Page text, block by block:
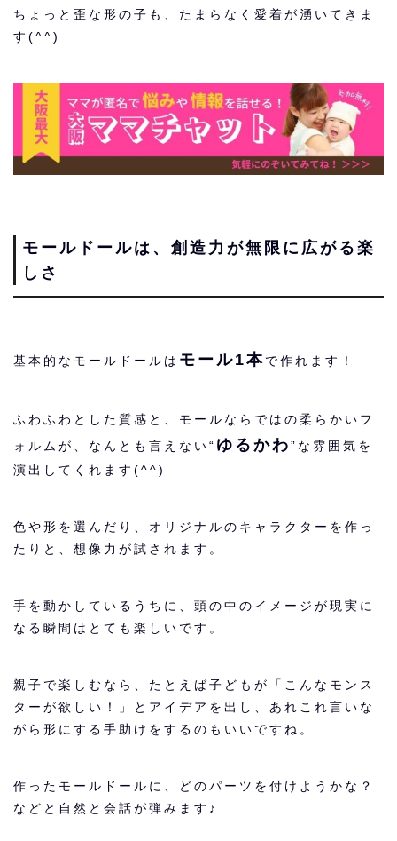
ちょっと歪な形の子も、たまらなく愛着が湧いてきま
す(^^)
モールドールは、創造力が無限に広がる楽
しさ
基本的なモールドールは モール1本で作れます！
ふわふわとした質感と、モールならではの柔らかいフ
ォルムが、なんとも言えない“ ゆるかわ”な雰囲気を
演出してくれます(^^)
色や形を選んだり、オリジナルのキャラクターを作っ
たりと、想像力が試されます。
手を動かしているうちに、頭の中のイメージが現実に
なる瞬間はとても楽しいです。
親子で楽しむなら、たとえば子どもが「こんなモンス
ターが欲しい！」とアイデアを出し、あれこれ言いな
がら形にする手助けをするのもいいですね。
作ったモールドールに、どのパーツを付けようかな？
などと自然と会話が弾みます♪